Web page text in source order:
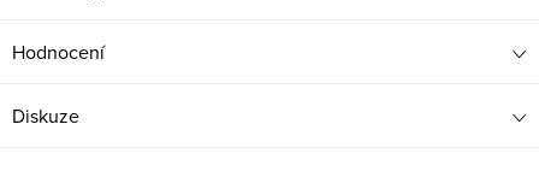
Hodnocení
Diskuze